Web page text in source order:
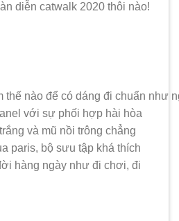
diễn catwalk 2020 thôi nào!
với sự phối hợp hài hòa
và mũ nồi trông chẳng
paris, bộ sưu tập khá thích
hàng ngày như đi chơi, đi